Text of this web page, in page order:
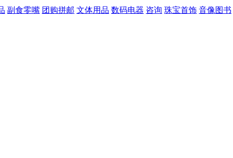
副食零嘴 团购拼邮 文体用品 数码电器 咨询 珠宝首饰 音像图书